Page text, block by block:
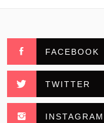
FACEBOOK
TWITTER
INSTAGRAM